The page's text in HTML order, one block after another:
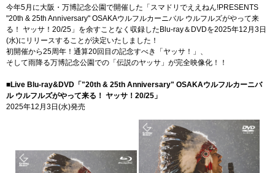
今年5月に大阪・万博記念公園で開催した「スマドリでええねん!PRESENTS
"20th & 25th Anniversary" OSAKAウルフルカーニバル ウルフルズがやって来
る！ ヤッサ！20/25」を余すことなく収録したBlu-ray＆DVDを2025年12月3日
(水)にリリースすることが決定いたしました！
初開催から25周年！通算20回目の記念すべき「ヤッサ！」、
そして雨降る万博記念公園での「伝説のヤッサ」が完全映像化！！
■Live Blu-ray&DVD「"20th & 25th Anniversary" OSAKAウルフルカーニバ
ル ウルフルズがやって来る！ ヤッサ！20/25」
2025年12月3日(水)発売